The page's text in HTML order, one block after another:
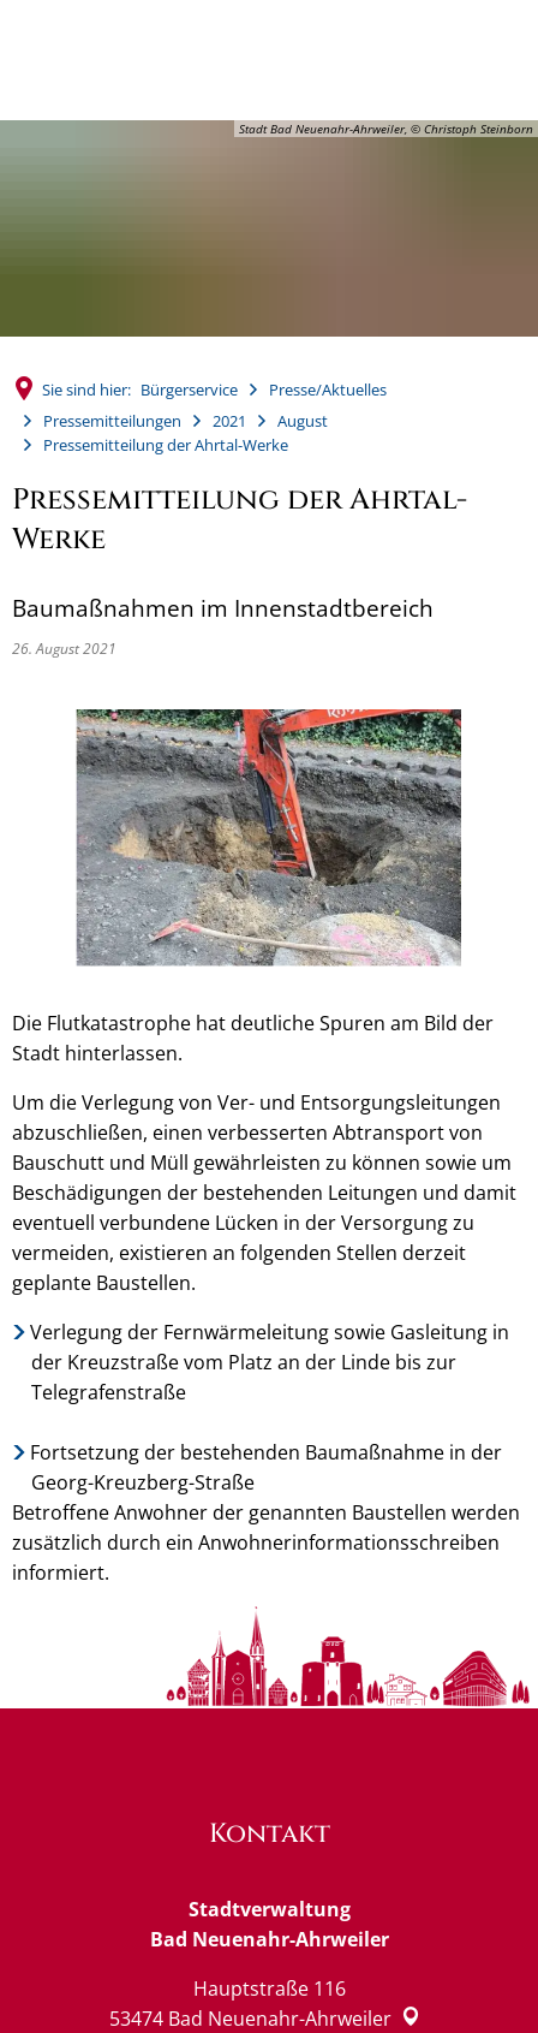
Stadt Bad Neuenahr-Ahrweiler, © Christoph Steinborn
Sie sind hier: Bürgerservice
Presse/Aktuelles
Pressemitteilungen
2021
August
Pressemitteilung der Ahrtal-Werke
Pressemitteilung der Ahrtal-
Werke
Baumaßnahmen im Innenstadtbereich
26. August 2021
Die Flutkatastrophe hat deutliche Spuren am Bild der
Stadt hinterlassen.
Um die Verlegung von Ver- und Entsorgungsleitungen
abzuschließen, einen verbesserten Abtransport von
Bauschutt und Müll gewährleisten zu können sowie um
Beschädigungen der bestehenden Leitungen und damit
eventuell verbundene Lücken in der Versorgung zu
vermeiden, existieren an folgenden Stellen derzeit
geplante Baustellen.
Verlegung der Fernwärmeleitung sowie Gasleitung in
der Kreuzstraße vom Platz an der Linde bis zur
Telegrafenstraße
Fortsetzung der bestehenden Baumaßnahme in der
Georg-Kreuzberg-Straße
Betroffene Anwohner der genannten Baustellen werden
zusätzlich durch ein Anwohnerinformationsschreiben
informiert.
Kontakt
Stadtverwaltung
Bad Neuenahr-Ahrweiler
Hauptstraße 116
53474 Bad Neuenahr-Ahrweiler